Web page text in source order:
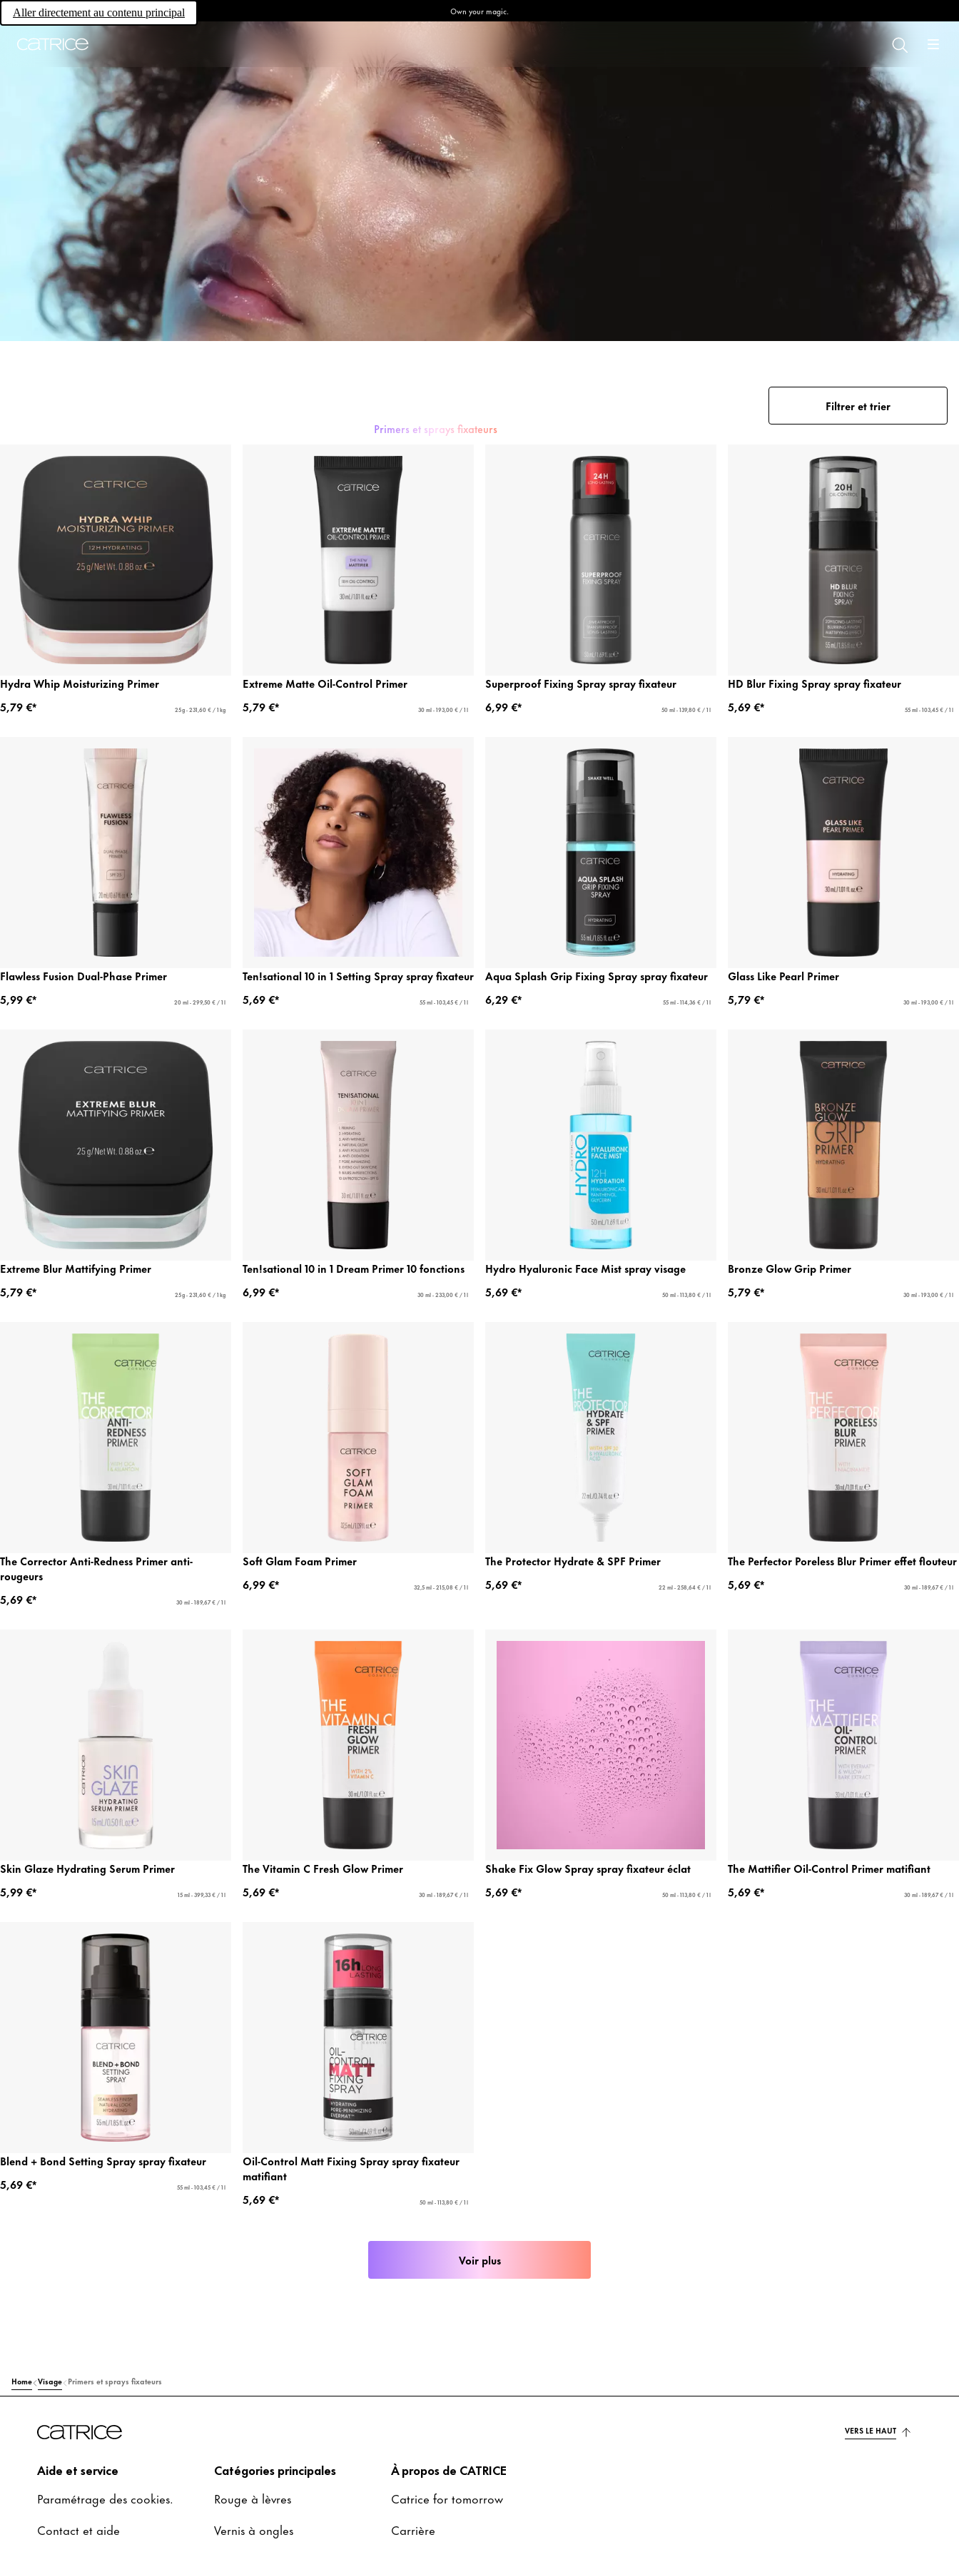
Aller directement au contenu principal Own your magic.
Primers et sprays fixateurs
Filtrer et trier
Hydra Whip Moisturizing Primer
5,79 €*
25 g - 231,60 € / 1 kg
Extreme Matte Oil-Control Primer
5,79 €*
30 ml - 193,00 € / 1 l
Superproof Fixing Spray spray fixateur
6,99 €*
50 ml - 139,80 € / 1 l
HD Blur Fixing Spray spray fixateur
5,69 €*
55 ml - 103,45 € / 1 l
Flawless Fusion Dual-Phase Primer
5,99 €*
20 ml - 299,50 € / 1 l
Ten!sational 10 in 1 Setting Spray spray fixateur
5,69 €*
55 ml - 103,45 € / 1 l
Aqua Splash Grip Fixing Spray spray fixateur
6,29 €*
55 ml - 114,36 € / 1 l
Glass Like Pearl Primer
5,79 €*
30 ml - 193,00 € / 1 l
Extreme Blur Mattifying Primer
5,79 €*
25 g - 231,60 € / 1 kg
Ten!sational 10 in 1 Dream Primer 10 fonctions
6,99 €*
30 ml - 233,00 € / 1 l
Hydro Hyaluronic Face Mist spray visage
5,69 €*
50 ml - 113,80 € / 1 l
Bronze Glow Grip Primer
5,79 €*
30 ml - 193,00 € / 1 l
The Corrector Anti-Redness Primer anti-
rougeurs
5,69 €*
30 ml - 189,67 € / 1 l
Soft Glam Foam Primer
6,99 €*
32,5 ml - 215,08 € / 1 l
The Protector Hydrate & SPF Primer
5,69 €*
22 ml - 258,64 € / 1 l
The Perfector Poreless Blur Primer effet flouteur
5,69 €*
30 ml - 189,67 € / 1 l
Skin Glaze Hydrating Serum Primer
5,99 €*
15 ml - 399,33 € / 1 l
The Vitamin C Fresh Glow Primer
5,69 €*
30 ml - 189,67 € / 1 l
Shake Fix Glow Spray spray fixateur éclat
5,69 €*
50 ml - 113,80 € / 1 l
The Mattifier Oil-Control Primer matifiant
5,69 €*
30 ml - 189,67 € / 1 l
Blend + Bond Setting Spray spray fixateur
5,69 €*
55 ml - 103,45 € / 1 l
Oil-Control Matt Fixing Spray spray fixateur
matifiant
5,69 €*
50 ml - 113,80 € / 1 l
Voir plus
Home Visage Primers et sprays fixateurs
VERS LE HAUT
Aide et service
Paramétrage des cookies.
Contact et aide
Catégories principales
Rouge à lèvres
Vernis à ongles
À propos de CATRICE
Catrice for tomorrow
Carrière